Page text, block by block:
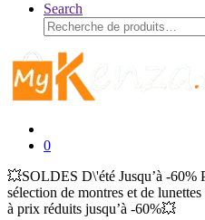
Search
Recherche
pour :
0
💥SOLDES D\'été Jusqu’à -60%
sélection de montres et de
à prix réduits jusqu’à -60%💥